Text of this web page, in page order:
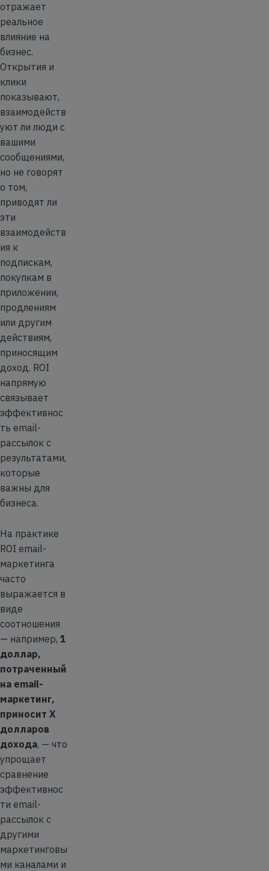
отражает
реальное
влияние на
бизнес.
Открытия и
клики
показывают,
взаимодейств
уют ли люди с
вашими
сообщениями,
но не говорят
о том,
приводят ли
эти
взаимодейств
ия к
подпискам,
покупкам в
приложении,
продлениям
или другим
действиям,
приносящим
доход. ROI
напрямую
связывает
эффективнос
ть email-
рассылок с
результатами,
которые
важны для
бизнеса.
На практике
ROI email-
маркетинга
часто
выражается в
виде
соотношения
— например, 1
доллар,
потраченный
на email-
маркетинг,
приносит X
долларов
дохода, — что
упрощает
сравнение
эффективнос
ти email-
рассылок с
другими
маркетинговы
ми каналами и